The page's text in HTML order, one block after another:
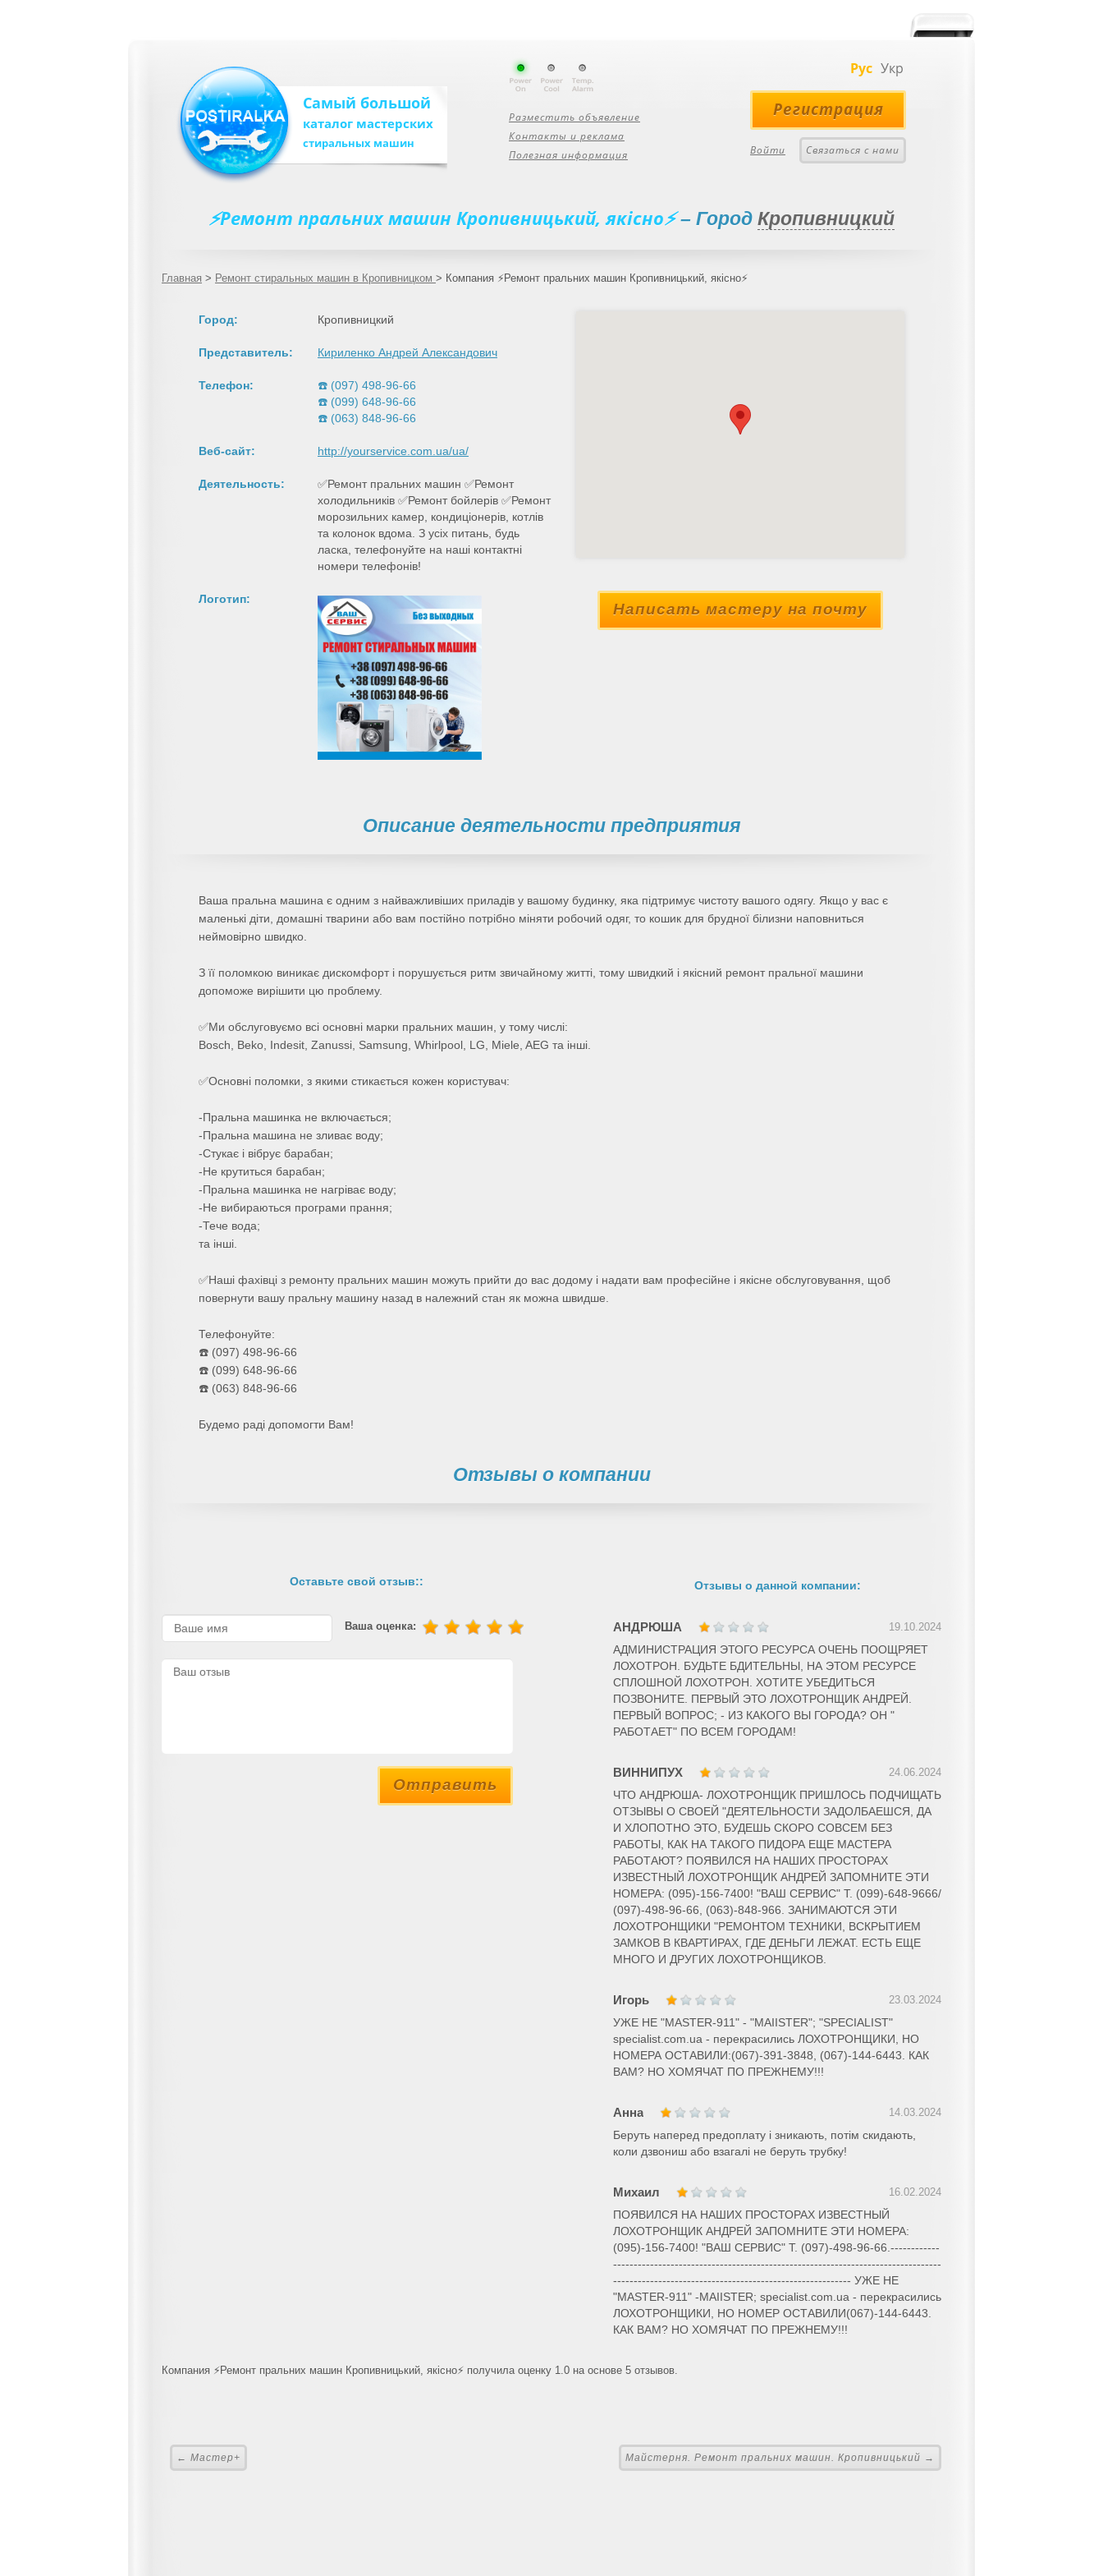
Самый большой
каталог мастерских
стиральных машин
Разместить объявление
Контакты и реклама
Полезная информация
Рус Укр
Регистрация
Войти Связаться с нами
⚡Ремонт пральних машин Кропивницький, якiсно⚡ – Город Кропивницкий
Главная > Ремонт стиральных машин в Кропивницком > Компания ⚡Ремонт пральних машин Кропивницький, якiсно⚡
Город: Кропивницкий
Представитель: Кириленко Андрей Александович
Телефон:
☎️ (097) 498-96-66
☎️ (099) 648-96-66
☎️ (063) 848-96-66
Веб-сайт: http://yourservice.com.ua/ua/
Деятельность:
✅Ремонт пральних машин ✅Ремонт
холодильників ✅Ремонт бойлерів ✅Ремонт
морозильних камер, кондиціонерів, котлів
та колонок вдома. З усіх питань, будь
ласка, телефонуйте на наші контактні
номери телефонів!
Логотип:
Написать мастеру на почту
Описание деятельности предприятия
Ваша пральна машина є одним з найважливіших приладів у вашому будинку, яка підтримує чистоту вашого одягу. Якщо у вас є
маленькі діти, домашні тварини або вам постійно потрібно міняти робочий одяг, то кошик для брудної білизни наповниться
неймовірно швидко.
З її поломкою виникає дискомфорт і порушується ритм звичайному житті, тому швидкий і якісний ремонт пральної машини
допоможе вирішити цю проблему.
✅Ми обслуговуємо всі основні марки пральних машин, у тому числі:
Bosch, Beko, Indesit, Zanussi, Samsung, Whirlpool, LG, Miele, AEG та інші.
✅Основні поломки, з якими стикається кожен користувач:
-Пральна машинка не включається;
-Пральна машина не зливає воду;
-Стукає і вібрує барабан;
-Не крутиться барабан;
-Пральна машинка не нагріває воду;
-Не вибираються програми прання;
-Тече вода;
та інші.
✅Наші фахівці з ремонту пральних машин можуть прийти до вас додому і надати вам професійне і якісне обслуговування, щоб
повернути вашу пральну машину назад в належний стан як можна швидше.
Телефонуйте:
☎️ (097) 498-96-66
☎️ (099) 648-96-66
☎️ (063) 848-96-66
Будемо радi допомогти Вам!
Отзывы о компании
Оставьте свой отзыв::
Ваша оценка:
Отправить
Отзывы о данной компании:
АНДРЮША 19.10.2024
АДМИНИСТРАЦИЯ ЭТОГО РЕСУРСА ОЧЕНЬ ПООЩРЯЕТ
ЛОХОТРОН. БУДЬТЕ БДИТЕЛЬНЫ, НА ЭТОМ РЕСУРСЕ
СПЛОШНОЙ ЛОХОТРОН. ХОТИТЕ УБЕДИТЬСЯ
ПОЗВОНИТЕ. ПЕРВЫЙ ЭТО ЛОХОТРОНЩИК АНДРЕЙ.
ПЕРВЫЙ ВОПРОС; - ИЗ КАКОГО ВЫ ГОРОДА? ОН "
РАБОТАЕТ" ПО ВСЕМ ГОРОДАМ!
ВИННИПУХ 24.06.2024
ЧТО АНДРЮША- ЛОХОТРОНЩИК ПРИШЛОСЬ ПОДЧИЩАТЬ
ОТЗЫВЫ О СВОЕЙ "ДЕЯТЕЛЬНОСТИ ЗАДОЛБАЕШСЯ, ДА
И ХЛОПОТНО ЭТО, БУДЕШЬ СКОРО СОВСЕМ БЕЗ
РАБОТЫ, КАК НА ТАКОГО ПИДОРА ЕЩЕ МАСТЕРА
РАБОТАЮТ? ПОЯВИЛСЯ НА НАШИХ ПРОСТОРАХ
ИЗВЕСТНЫЙ ЛОХОТРОНЩИК АНДРЕЙ ЗАПОМНИТЕ ЭТИ
НОМЕРА: (095)-156-7400! "ВАШ СЕРВИС" Т. (099)-648-9666/
(097)-498-96-66, (063)-848-966. ЗАНИМАЮТСЯ ЭТИ
ЛОХОТРОНЩИКИ "РЕМОНТОМ ТЕХНИКИ, ВСКРЫТИЕМ
ЗАМКОВ В КВАРТИРАХ, ГДЕ ДЕНЬГИ ЛЕЖАТ. ЕСТЬ ЕЩЕ
МНОГО И ДРУГИХ ЛОХОТРОНЩИКОВ.
Игорь 23.03.2024
УЖЕ НЕ "MASTER-911" - "MAIISTER"; "SPECIALIST"
specialist.com.ua - перекрасились ЛОХОТРОНЩИКИ, НО
НОМЕРА ОСТАВИЛИ:(067)-391-3848, (067)-144-6443. КАК
ВАМ? НО ХОМЯЧАТ ПО ПРЕЖНЕМУ!!!
Анна 14.03.2024
Беруть наперед предоплату i зникають, потiм скидають,
коли дзвониш або взагалi не беруть трубку!
Михаил 16.02.2024
ПОЯВИЛСЯ НА НАШИХ ПРОСТОРАХ ИЗВЕСТНЫЙ
ЛОХОТРОНЩИК АНДРЕЙ ЗАПОМНИТЕ ЭТИ НОМЕРА:
(095)-156-7400! "ВАШ СЕРВИС" Т. (097)-498-96-66.------------
--------------------------------------------------------------------------------
---------------------------------------------------------- УЖЕ НЕ
"MASTER-911" -MAIISTER; specialist.com.ua - перекрасились
ЛОХОТРОНЩИКИ, НО НОМЕР ОСТАВИЛИ(067)-144-6443.
КАК ВАМ? НО ХОМЯЧАТ ПО ПРЕЖНЕМУ!!!
Компания ⚡Ремонт пральних машин Кропивницький, якiсно⚡ получила оценку 1.0 на основе 5 отзывов.
← Мастер+ Майстерня. Ремонт пральних машин. Кропивницький →